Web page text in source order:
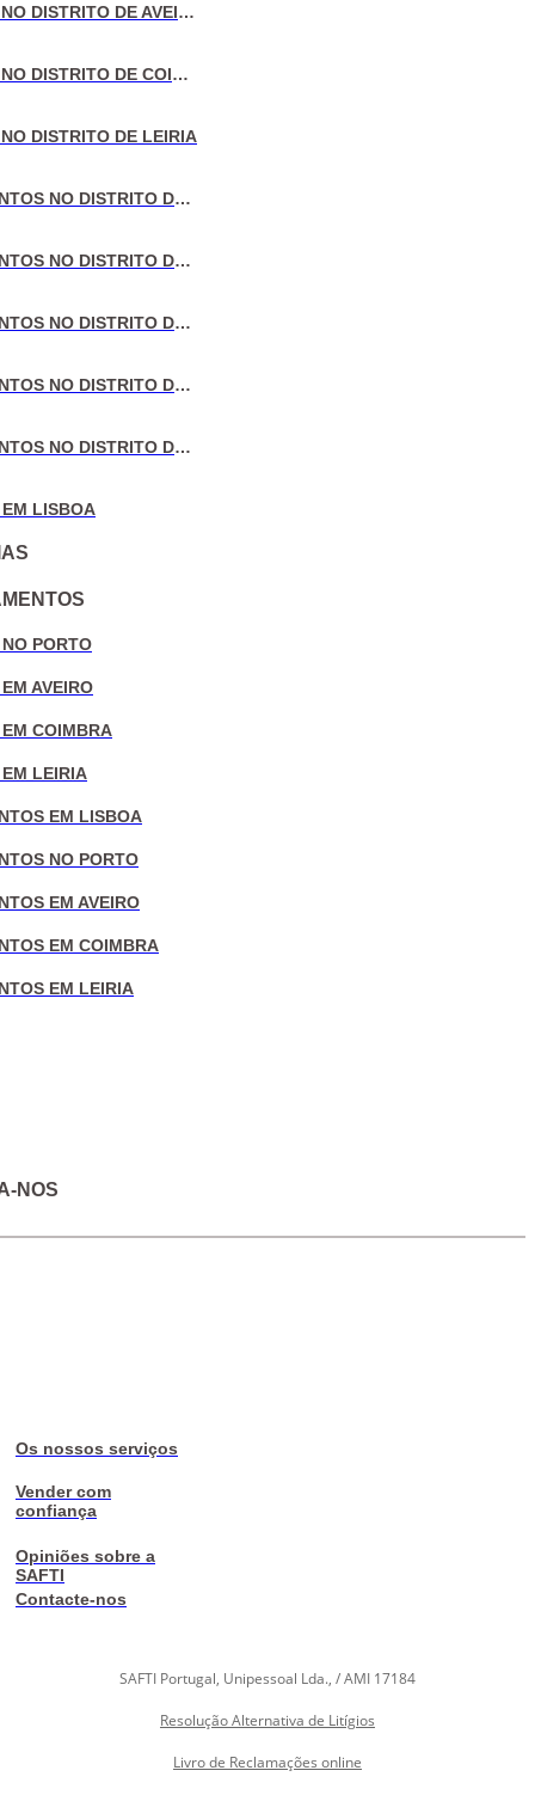
VENDA DE MORADIAS NO DISTRITO DE AVEIRO
VENDA DE MORADIAS NO DISTRITO DE COIMBRA
DISTRITO DE LEIRIA
VENDA DE APARTAMENTOS NO DISTRITO DE LISBOA
VENDA DE APARTAMENTOS NO DISTRITO DO PORTO
VENDA DE APARTAMENTOS NO DISTRITO DE AVEIRO
VENDA DE APARTAMENTOS NO DISTRITO DE COIMBRA
VENDA DE APARTAMENTOS NO DISTRITO DE LEIRIA
LISBOA
PORTO
AVEIRO
COIMBRA
LEIRIA
EM LISBOA
NO PORTO
EM AVEIRO
EM COIMBRA
EM LEIRIA
NOS
Os nossos serviços
Vender com
confiança
Opiniões sobre a
SAFTI
Contacte-nos
SAFTI Portugal, Unipessoal Lda., / AMI 17184
Resolução Alternativa de Litígios
Livro de Reclamações online